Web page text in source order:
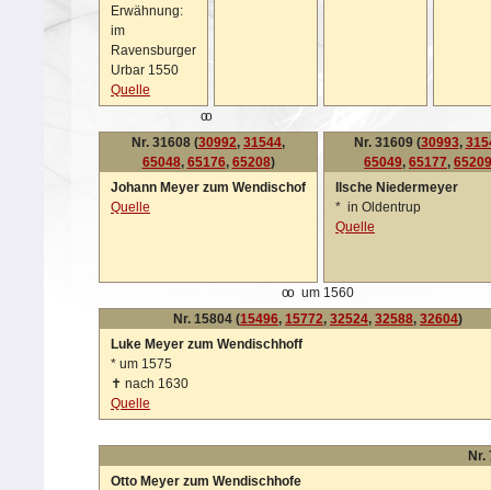
Erwähnung:
im
Ravensburger
Urbar 1550
Quelle
oo
Nr. 31608 (30992, 31544,
65048, 65176, 65208)
Johann Meyer zum Wendischof
Quelle
Nr. 31609 (30993,
65049, 65177, 65209
Ilsche Niedermeyer
* in Oldentrup
Quelle
oo
um 1560
Nr. 15804 (15496, 15772, 32524, 32588, 32604)
Luke Meyer zum Wendischhoff
* um 1575
✝ nach 1630
Quelle
Nr.
Otto Meyer zum Wendischhofe